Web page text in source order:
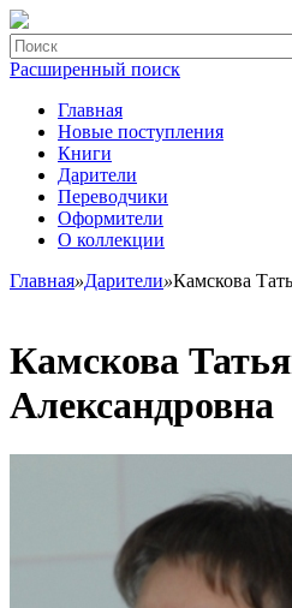
Расширенный поиск
Главная
Новые поступления
Книги
Дарители
Переводчики
Оформители
О коллекции
Главная»Дарители»Камскова
Камскова
Александровна